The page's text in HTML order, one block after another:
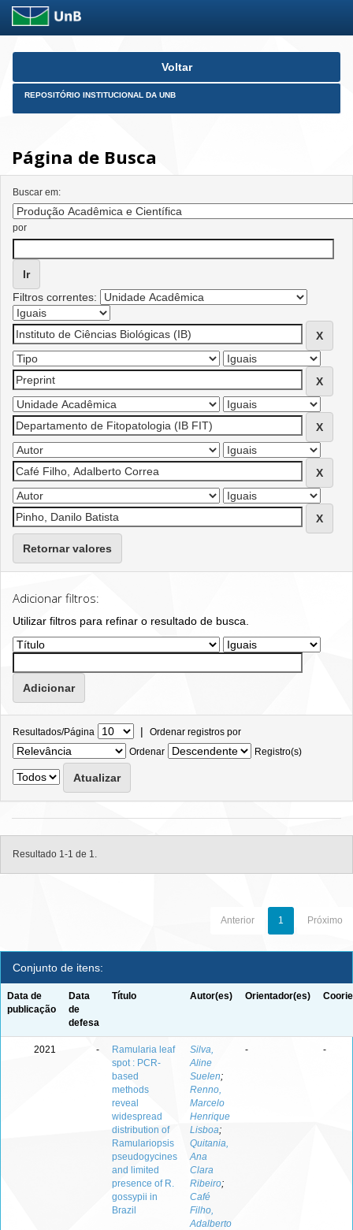
Skip
Voltar
REPOSITÓRIO INSTITUCIONAL DA UNB
Página de Busca
Buscar em:
por
Filtros correntes:
Retornar valores
Adicionar filtros:
Utilizar filtros para refinar o resultado de busca.
Resultados/Página | Ordenar registros por
Ordenar
Registro(s)
Resultado 1-1 de 1.
Anterior 1 Próximo
Conjunto de itens:
Data de
publicação
Data
de
defesa
Título Autor(es) Orientador(es)
2021 -
Ramularia leaf
spot : PCR-
based
methods
reveal
widespread
distribution of
Ramulariopsis
pseudogycines
and limited
presence of R.
gossypii in
Brazil
Silva,
Aline
Suelen;
Renno,
Marcelo
Henrique
Lisboa;
Quitania,
Ana
Clara
Ribeiro;
Café
Filho,
Adalberto
- -